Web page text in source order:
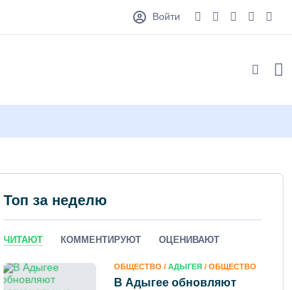
Войти
Топ за неделю
ЧИТАЮТ КОММЕНТИРУЮТ ОЦЕНИВАЮТ
ОБЩЕСТВО / АДЫГЕЯ / ОБЩЕСТВО
В Адыгее обновляют